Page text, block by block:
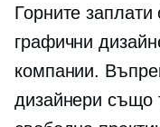
Горните
графични
компании.
дизайнери също